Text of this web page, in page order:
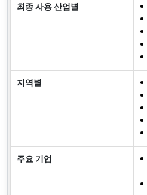
최종 사용 산업별
지역별
주요 기업